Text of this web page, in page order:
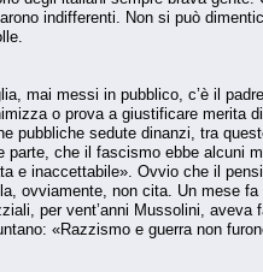
indifferenti. Non si può
mai messi in pubblico, c’è il
o prova a giustificare merita
pubbliche sedute dinanzi, tra
che il fascismo ebbe alcuni
e inaccettabile». Ovvio che il
ovviamente, non cita. Un mese
per vent’anni Mussolini, aveva
«Razzismo e guerra non